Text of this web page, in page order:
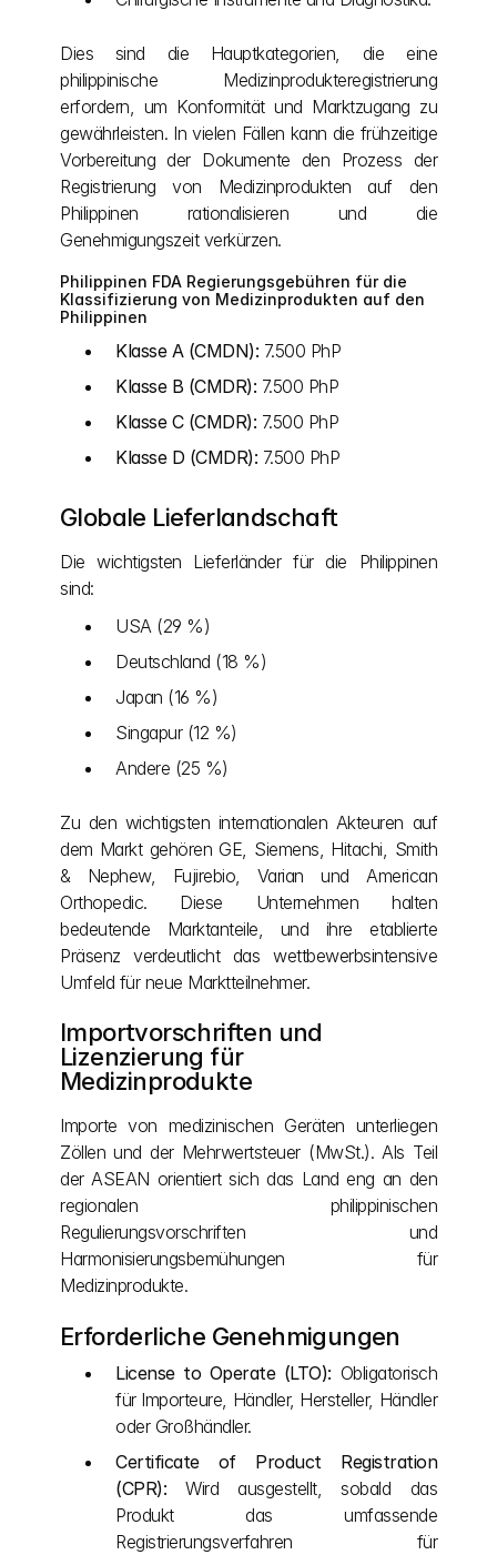
Dies sind die Hauptkategorien, die eine
philippinische Medizinprodukteregistrierung
erfordern, um Konformität und Marktzugang zu
gewährleisten. In vielen Fällen kann die frühzeitige
Vorbereitung der Dokumente den Prozess der
Registrierung von Medizinprodukten auf den
Philippinen rationalisieren und die
Genehmigungszeit verkürzen.
Philippinen FDA Regierungsgebühren für die
Klassifizierung von Medizinprodukten auf den
Philippinen
Klasse A (CMDN): 7.500 PhP
Klasse B (CMDR): 7.500 PhP
Klasse C (CMDR): 7.500 PhP
Klasse D (CMDR): 7.500 PhP
Globale Lieferlandschaft
Die wichtigsten Lieferländer für die Philippinen
sind:
USA (29 %)
Deutschland (18 %)
Japan (16 %)
Singapur (12 %)
Andere (25 %)
Zu den wichtigsten internationalen Akteuren auf
dem Markt gehören GE, Siemens, Hitachi, Smith
& Nephew, Fujirebio, Varian und American
Orthopedic. Diese Unternehmen halten
bedeutende Marktanteile, und ihre etablierte
Präsenz verdeutlicht das wettbewerbsintensive
Umfeld für neue Marktteilnehmer.
Importvorschriften und
Lizenzierung für
Medizinprodukte
Importe von medizinischen Geräten unterliegen
Zöllen und der Mehrwertsteuer (MwSt.). Als Teil
der ASEAN orientiert sich das Land eng an den
regionalen philippinischen
Regulierungsvorschriften und
Harmonisierungsbemühungen für
Medizinprodukte.
Erforderliche Genehmigungen
License to Operate (LTO): Obligatorisch
für Importeure, Händler, Hersteller, Händler
oder Großhändler.
Certificate of Product Registration
(CPR): Wird ausgestellt, sobald das
Produkt das umfassende
Registrierungsverfahren für